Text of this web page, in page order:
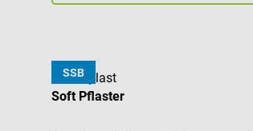
SSB
Hansaplast
Soft Pflaster